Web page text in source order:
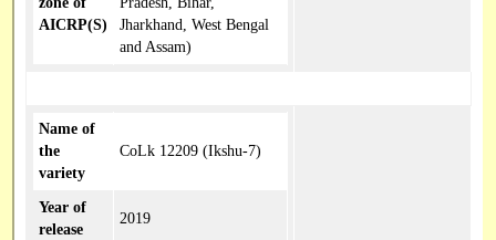
AICRP(S)
Jharkhand, West Bengal
and Assam)
Name of
the
variety
CoLk 12209 (Ikshu-7)
Year of
release
2019